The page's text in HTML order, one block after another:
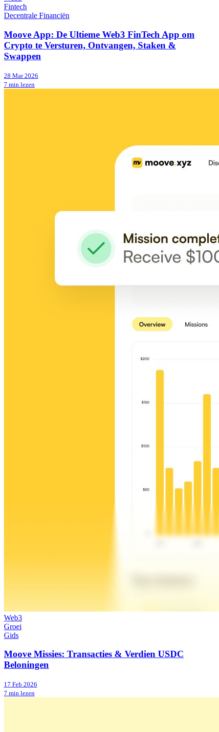
Fintech
Decentrale Financiën
Moove App: De Ultieme Web3 FinTech App om
Crypto te Versturen, Ontvangen, Staken &
Swappen
28 Mar 2026
7 min lezen
Web3
Groei
Gids
Moove Missies: Transacties & Verdien USDC
Beloningen
17 Feb 2026
7 min lezen